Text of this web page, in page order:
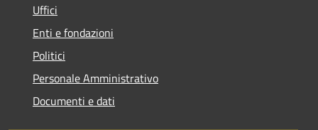
Uffici
Enti e fondazioni
Politici
Personale Amministrativo
Documenti e dati